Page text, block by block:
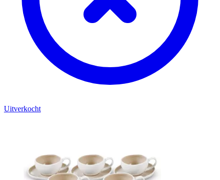
Uitverkocht